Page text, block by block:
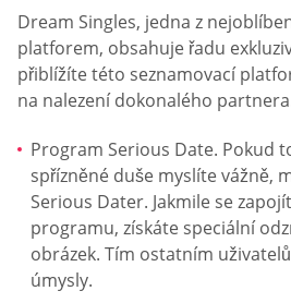
Dream Singles, jedna z
platforem, obsahuje řadu
přiblížíte této seznamovací
na nalezení dokonalého
Program Serious Date. Pokud
spřízněné duše myslíte vážně,
Serious Dater. Jakmile se
programu, získáte speciální
obrázek. Tím ostatním
úmysly.